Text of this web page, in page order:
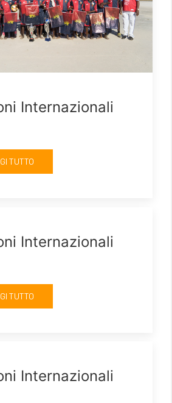
Internazionali
TUTTO
Internazionali
TUTTO
Internazionali